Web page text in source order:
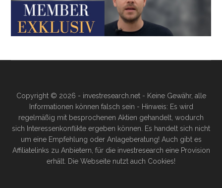
Copyright © 2026 - investresearch.net - Keine Gewähr, alle
Informationen können falsch sein - Hinweis: Es wird
regelmäßig mit besprochenen Aktien gehandelt, wodurch
sich Interessenkonflikte ergeben können. Es handelt sich nicht
um eine Empfehlung oder Anlageberatung! Auch gibt es
Affiliatelinks zu Anbietern, für die investresearch eine Provision
erhält. Die Webseite nutzt auch Cookies!